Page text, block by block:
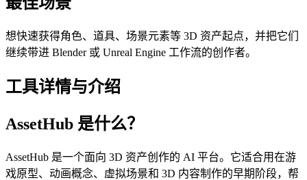
想快速获得角色、道具、场景元素等 3D 资产起点，并把它们
继续带进 Blender 或 Unreal Engine 工作流的创作者。
工具详情与介绍
AssetHub 是什么？
AssetHub 是一个面向 3D 资产创作的 AI 平台。它适合用在游
戏原型、动画概念、虚拟场景和 3D 内容制作的早期阶段，帮